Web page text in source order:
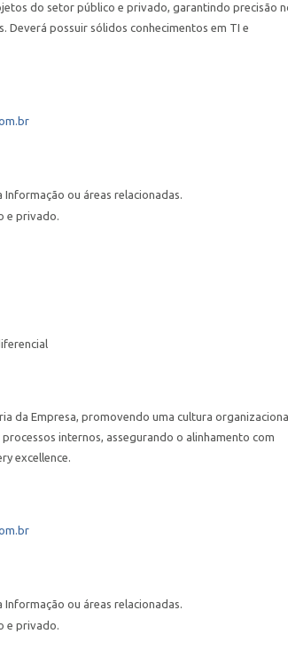
do setor público e privado, garantindo precisão
Deverá possuir sólidos conhecimentos em TI e
Informação ou áreas relacionadas.
e privado.
da Empresa, promovendo uma cultura
internos, assegurando o alinhamento com
excellence.
Informação ou áreas relacionadas.
e privado.